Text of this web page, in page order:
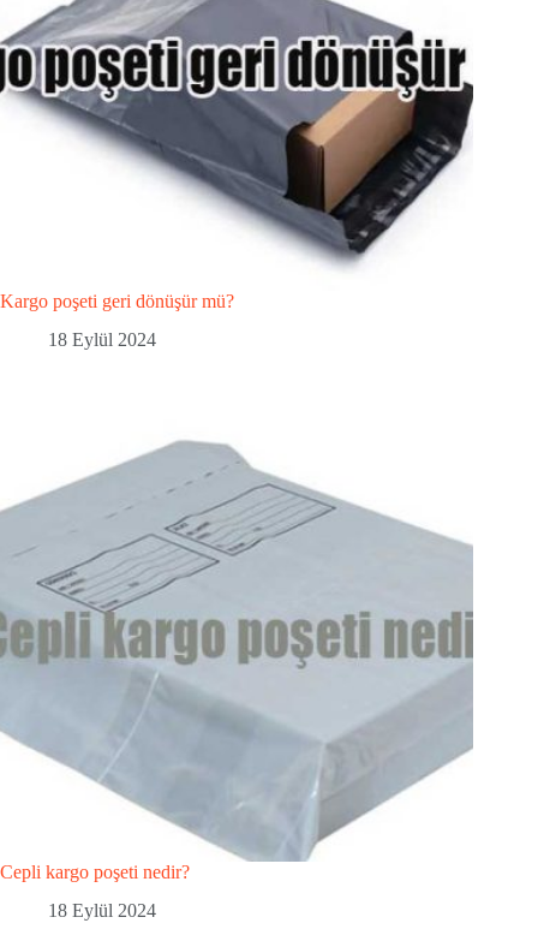
Kargo poşeti geri dönüşür mü?
18 Eylül 2024
Cepli kargo poşeti nedir?
18 Eylül 2024